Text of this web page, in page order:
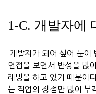
1-C. 개발자에
개발자가 되어 싶어 눈이
면접을 보면서 반성을 많
래밍을 하고 있기 때문이
는 직업의 장점만 많이 부